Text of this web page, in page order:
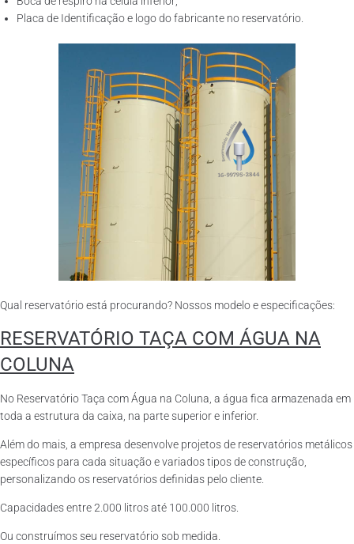
Placa de Identificação e logo do fabricante no reservatório.
Qual reservatório está procurando? Nossos modelo e especificações:
RESERVATÓRIO TAÇA COM ÁGUA NA
COLUNA
No Reservatório Taça com Água na Coluna, a água fica armazenada em
toda a estrutura da caixa, na parte superior e inferior.
Além do mais, a empresa desenvolve projetos de reservatórios metálicos
específicos para cada situação e variados tipos de construção,
personalizando os reservatórios definidas pelo cliente.
Capacidades entre 2.000 litros até 100.000 litros.
Ou construímos seu reservatório sob medida.